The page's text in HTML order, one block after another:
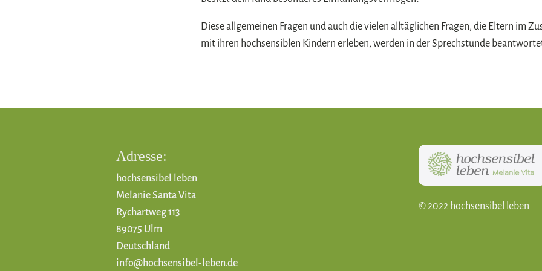
Diese allgemeinen Fragen und auch die vielen alltäglichen Fragen, die Eltern im
mit ihren hochsensiblen Kindern erleben, werden in der Sprechstunde
Adresse:
hochsensibel leben
Melanie Santa Vita
Rychartweg 113
89075 Ulm
Deutschland
info@hochsensibel-leben.de
© 2022 hochsensibel leben